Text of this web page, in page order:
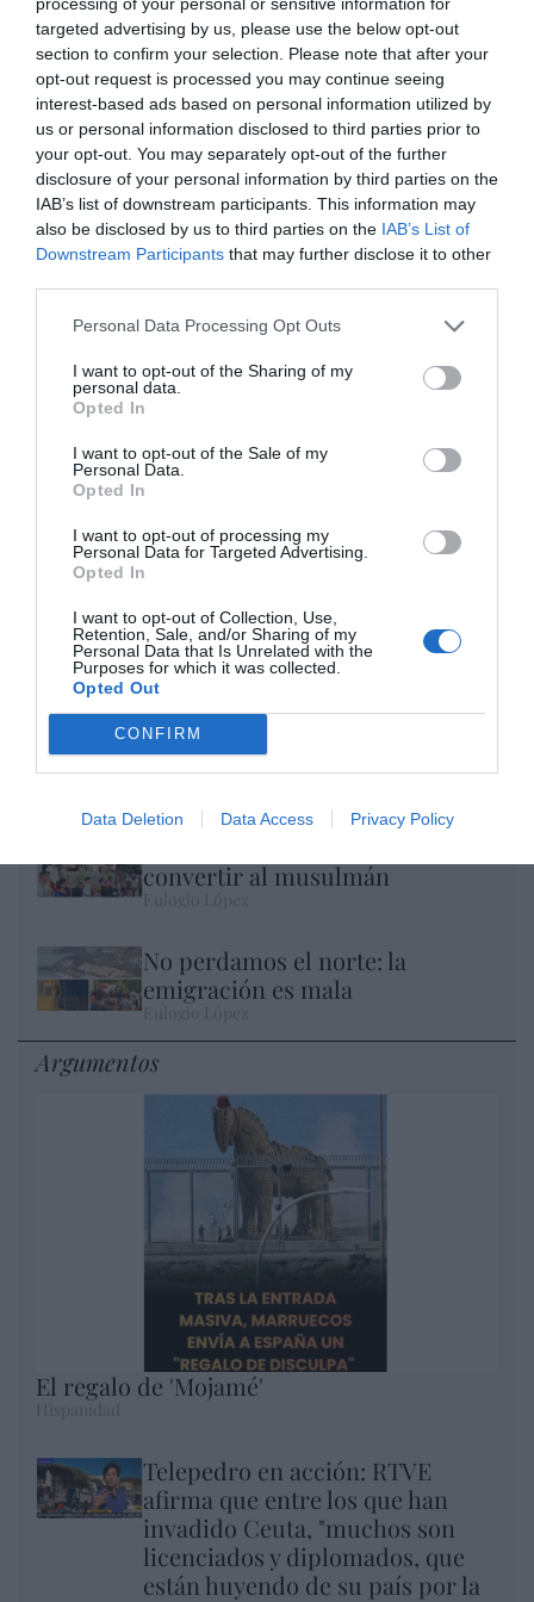
targeted advertising by us, please use the below opt-out
section to confirm your selection. Please note that after your
opt-out request is processed you may continue seeing
interest-based ads based on personal information utilized by
us or personal information disclosed to third parties prior to
your opt-out. You may separately opt-out of the further
disclosure of your personal information by third parties on the
IAB’s list of downstream participants. This information may
also be disclosed by us to third parties on the IAB’s List of
Downstream Participants that may further disclose it to other
Personal Data Processing Opt Outs
I want to opt-out of the Sharing of my
personal data.
Opted In
I want to opt-out of the Sale of my
Personal Data.
Opted In
I want to opt-out of processing my
Personal Data for Targeted Advertising.
Opted In
I want to opt-out of Collection, Use,
Retention, Sale, and/or Sharing of my
Personal Data that Is Unrelated with the
Purposes for which it was collected.
Opted Out
CONFIRM
Data Deletion Data Access Privacy Policy
DIARIO DE LA CORRUPCIÓN SANCHISTA
Diario de la corrupción sanchista. La
Audiencia Nacional prorroga seis meses la
investigación del caso Koldo, ante el
ingente material incautado por la UCO
por Redacción
Artículos anteriores
Opinión
Enormes minucias
por Eulogio López
El IBEX 35 cerró la sesión del miércoles en
los 20.057 puntos, un nuevo récord
convertir al musulmán
No perdamos el norte: la
emigración es mala
Argumentos
El regalo de 'Mojamé'
Telepedro en acción: RTVE
afirma que entre los que han
invadido Ceuta, "muchos son
licenciados y diplomados, que
están huyendo de su país por la